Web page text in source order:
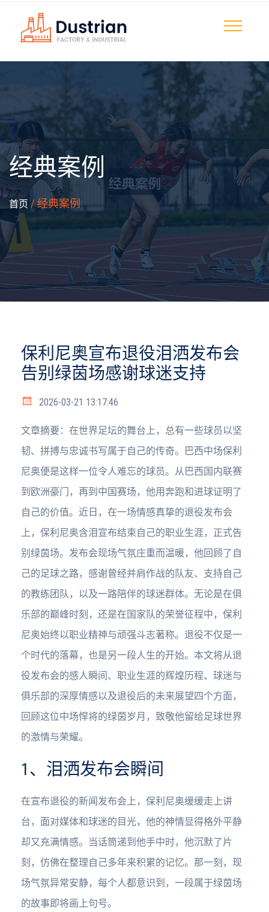
经典案例
首页 / 经典案例
保利尼奥宣布退役泪洒发布会
告别绿茵场感谢球迷支持
2026-03-21 13:17:46
文章摘要：在世界足坛的舞台上，总有一些球员以坚
韧、拼搏与忠诚书写属于自己的传奇。巴西中场保利
尼奥便是这样一位令人难忘的球员。从巴西国内联赛
到欧洲豪门，再到中国赛场，他用奔跑和进球证明了
自己的价值。近日，在一场情感真挚的退役发布会
上，保利尼奥含泪宣布结束自己的职业生涯，正式告
别绿茵场。发布会现场气氛庄重而温暖，他回顾了自
己的足球之路，感谢曾经并肩作战的队友、支持自己
的教练团队，以及一路陪伴的球迷群体。无论是在俱
乐部的巅峰时刻，还是在国家队的荣誉征程中，保利
尼奥始终以职业精神与顽强斗志著称。退役不仅是一
个时代的落幕，也是另一段人生的开始。本文将从退
役发布会的感人瞬间、职业生涯的辉煌历程、球迷与
俱乐部的深厚情感以及退役后的未来展望四个方面，
回顾这位中场悍将的绿茵岁月，致敬他留给足球世界
的激情与荣耀。
1、泪洒发布会瞬间
在宣布退役的新闻发布会上，保利尼奥缓缓走上讲
台，面对媒体和球迷的目光，他的神情显得格外平静
却又充满情感。当话筒递到他手中时，他沉默了片
刻，仿佛在整理自己多年来积累的记忆。那一刻，现
场气氛异常安静，每个人都意识到，一段属于绿茵场
的故事即将画上句号。